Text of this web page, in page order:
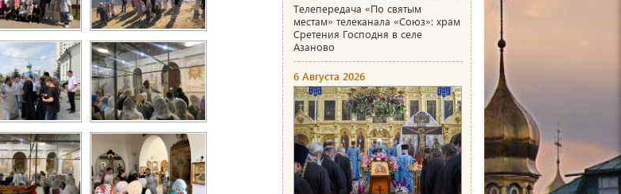
Телепередача «По святым
местам» телеканала «Союз»: храм
Сретения Господня в селе
Азаново
6 Августа 2026